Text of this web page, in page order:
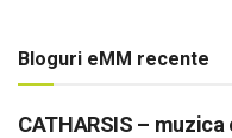
Bloguri eMM recente
CATHARSIS –